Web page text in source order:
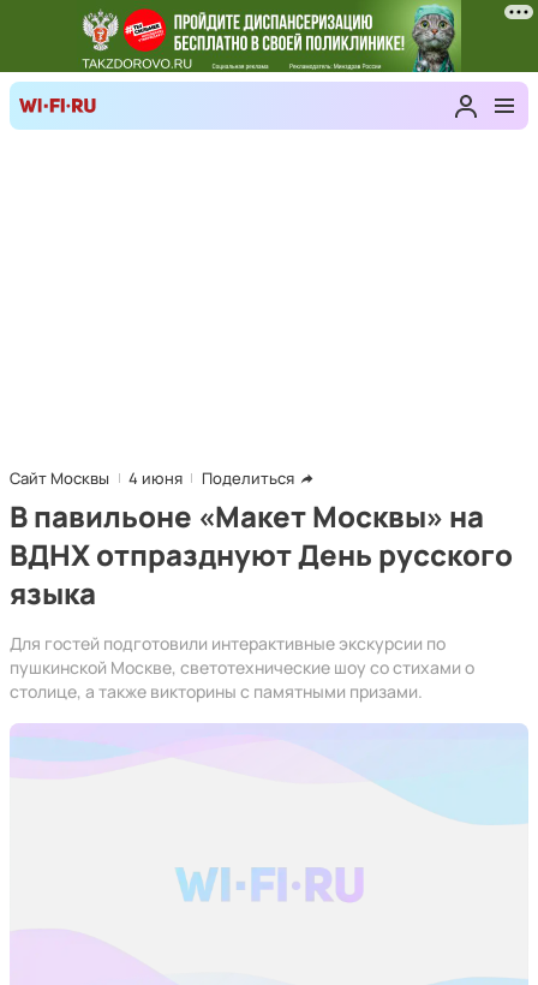
Сайт Москвы 4 июня Поделиться
В павильоне «Макет Москвы» на
ВДНХ отпразднуют День русского
языка
Для гостей подготовили интерактивные экскурсии по
пушкинской Москве, светотехнические шоу со стихами о
столице, а также викторины с памятными призами.